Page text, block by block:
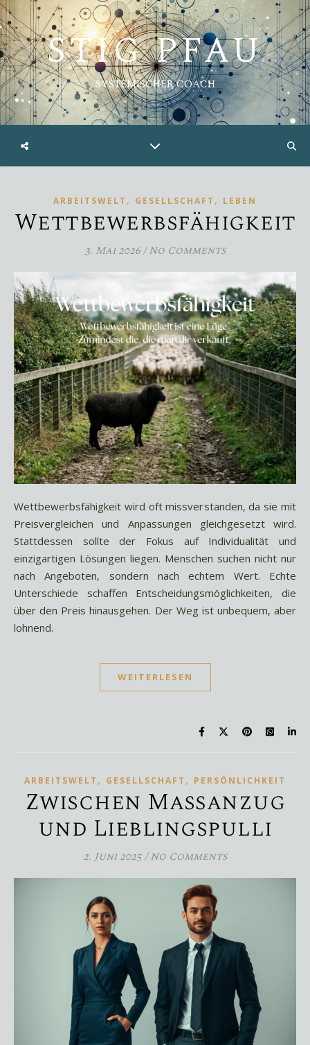
STIG PFAU
SYSTEMISCHER COACH
ARBEITSWELT , GESELLSCHAFT , LEBEN
Wettbewerbsfähigkeit
3. Mai 2026/ No Comments
Wettbewerbsfähigkeit wird oft missverstanden, da sie mit
Preisvergleichen und Anpassungen gleichgesetzt wird.
Stattdessen sollte der Fokus auf Individualität und
einzigartigen Lösungen liegen. Menschen suchen nicht nur
nach Angeboten, sondern nach echtem Wert. Echte
Unterschiede schaffen Entscheidungsmöglichkeiten, die
über den Preis hinausgehen. Der Weg ist unbequem, aber
lohnend.
WEITERLESEN
ARBEITSWELT , GESELLSCHAFT , PERSÖNLICHKEIT
Zwischen Maßanzug
und Lieblingspulli
2. Juni 2025/ No Comments